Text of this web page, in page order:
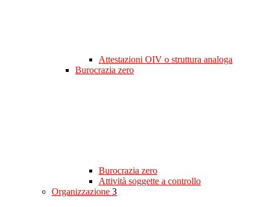
Attestazioni OIV o struttura analoga
Burocrazia zero
Burocrazia zero
Attività soggette a controllo
Organizzazione 3